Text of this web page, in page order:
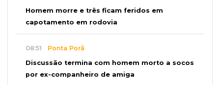
Homem morre e três ficam feridos em
capotamento em rodovia
08:51 Ponta Porã
Discussão termina com homem morto a socos
por ex-companheiro de amiga